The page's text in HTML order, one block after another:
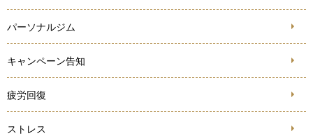
パーソナルジム
キャンペーン告知
疲労回復
ストレス